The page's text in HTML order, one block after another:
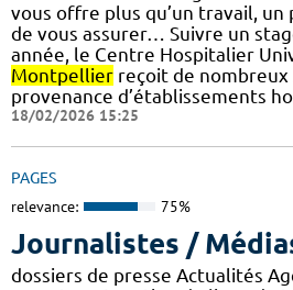
vous offre plus qu’un travail, un
de vous assurer… Suivre un
année, le Centre Hospitalier
Montpellier reçoit de nombreux
provenance d’établissements
18/02/2026 15:25
PAGES
relevance: 75%
Journalistes /
dossiers de presse Actualités